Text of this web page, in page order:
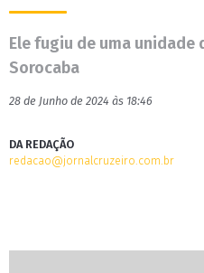
Ele fugiu de uma unidade
Sorocaba
28 de Junho de 2024 às 18:46
DA REDAÇÃO
redacao@jornalcruzeiro.com.br